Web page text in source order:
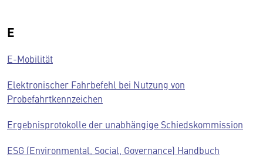
E
E-Mobilität
Elektronischer Fahrbefehl bei Nutzung von
Probefahrtkennzeichen
Ergebnisprotokolle der unabhängige Schiedskommission
ESG (Environmental, Social, Governance) Handbuch